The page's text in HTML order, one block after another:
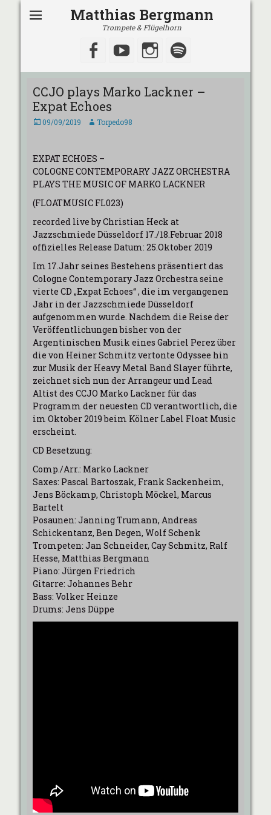
Matthias Bergmann
Trompete & Flügelhorn
Facebook
YouTubeInstagram
CCJO plays Marko Lackner –
Expat Echoes
Veröffentlicht
09/09/2019 AutorTorpedo98
EXPAT ECHOES –
COLOGNE CONTEMPORARY JAZZ ORCHESTRA
PLAYS THE MUSIC OF MARKO LACKNER
(FLOATMUSIC FL023)
recorded live by Christian Heck at
Jazzschmiede Düsseldorf 17./18.Februar 2018
offizielles Release Datum: 25.Oktober 2019
Im 17.Jahr seines Bestehens präsentiert das
Cologne Contemporary Jazz Orchestra seine
vierte CD „Expat Echoes“ , die im vergangenen
Jahr in der Jazzschmiede Düsseldorf
aufgenommen wurde. Nachdem die Reise der
Veröffentlichungen bisher von der
Argentinischen Musik eines Gabriel Perez über
die von Heiner Schmitz vertonte Odyssee hin
zur Musik der Heavy Metal Band Slayer führte,
zeichnet sich nun der Arrangeur und Lead
Altist des CCJO Marko Lackner für das
Programm der neuesten CD verantwortlich, die
im Oktober 2019 beim Kölner Label Float Music
erscheint.
CD Besetzung:
Comp./Arr.: Marko Lackner
Saxes: Pascal Bartoszak, Frank Sackenheim,
Jens Böckamp, Christoph Möckel, Marcus
Bartelt
Posaunen: Janning Trumann, Andreas
Schickentanz, Ben Degen, Wolf Schenk
Trompeten: Jan Schneider, Cay Schmitz, Ralf
Hesse, Matthias Bergmann
Piano: Jürgen Friedrich
Gitarre: Johannes Behr
Bass: Volker Heinze
Drums: Jens Düppe